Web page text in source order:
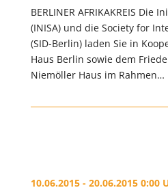
BERLINER AFRIKAKREIS Die
(INISA) und die Society for
(SID-Berlin) laden Sie in
Haus Berlin sowie dem
Niemöller Haus im Rahmen…
10.06.2015 - 20.06.2015 0:00